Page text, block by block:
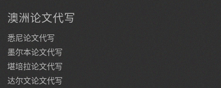
澳洲论文代写
悉尼论文代写
墨尔本论文代写
堪培拉论文代写
达尔文论文代写